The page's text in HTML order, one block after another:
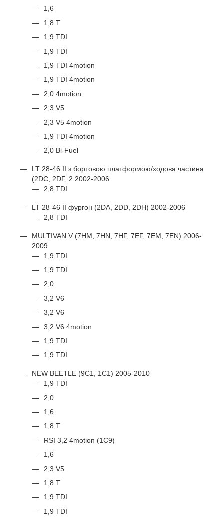
1,6
1,8 T
1,9 TDI
1,9 TDI
1,9 TDI 4motion
1,9 TDI 4motion
2,0 4motion
2,3 V5
2,3 V5 4motion
1,9 TDI 4motion
2,0 Bi-Fuel
LT 28-46 II з бортовою платформою/ходова частина
(2DC, 2DF, 2 2002-2006
2,8 TDI
LT 28-46 II фургон (2DA, 2DD, 2DH) 2002-2006
2,8 TDI
MULTIVAN V (7HM, 7HN, 7HF, 7EF, 7EM, 7EN) 2006-
2009
1,9 TDI
1,9 TDI
2,0
3,2 V6
3,2 V6
3,2 V6 4motion
1,9 TDI
1,9 TDI
NEW BEETLE (9C1, 1C1) 2005-2010
1,9 TDI
2,0
1,6
1,8 T
RSI 3,2 4motion (1C9)
1,6
2,3 V5
1,8 T
1,9 TDI
1,9 TDI